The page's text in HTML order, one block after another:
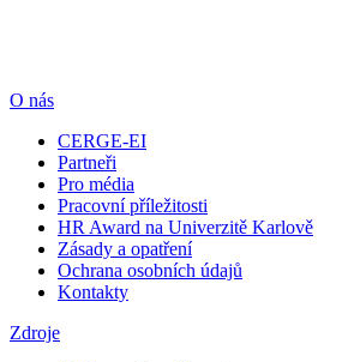
O nás
CERGE-EI
Partneři
Pro média
Pracovní příležitosti
HR Award na Univerzitě Karlově
Zásady a opatření
Ochrana osobních údajů
Kontakty
Zdroje